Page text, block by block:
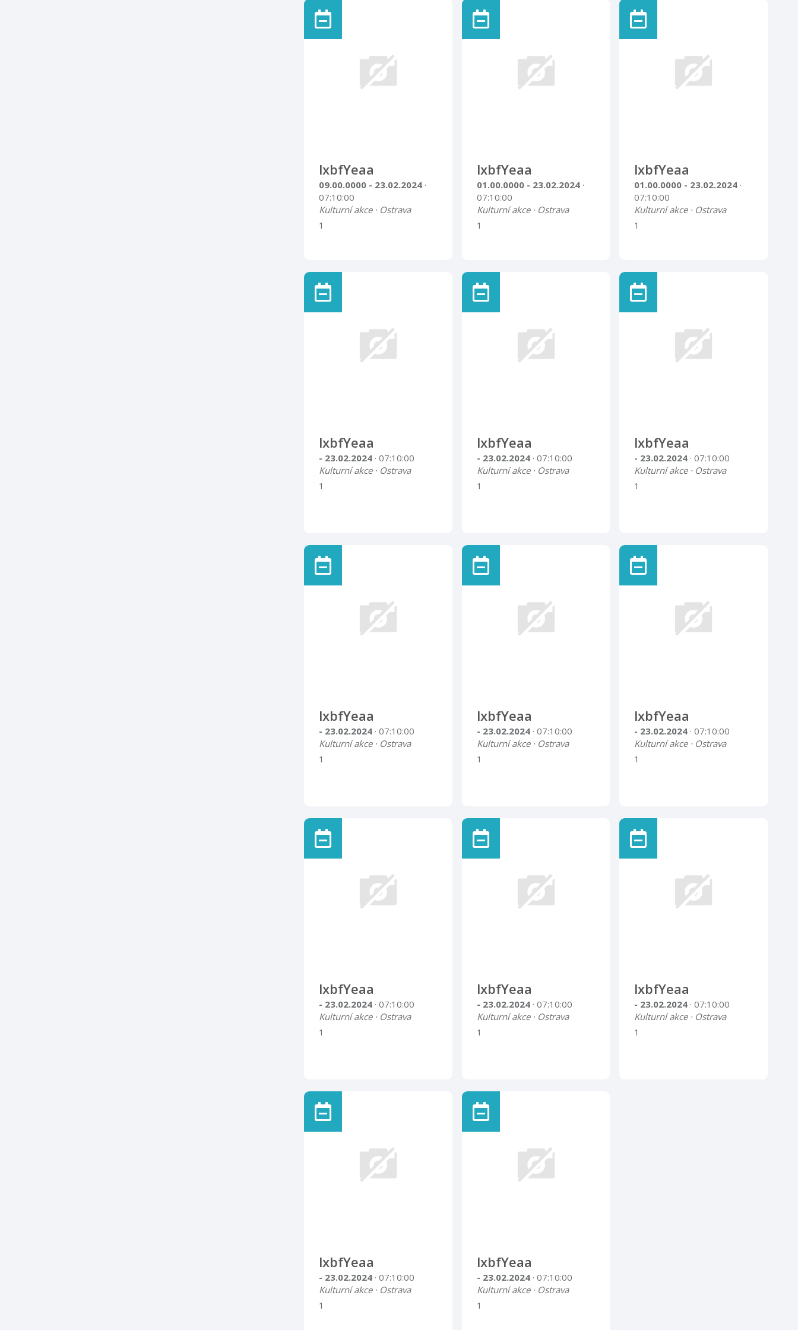
lxbfYeaa
09.00.0000 - 23.02.2024 ·
07:10:00
Kulturní akce · Ostrava
1
lxbfYeaa
01.00.0000 - 23.02.2024 ·
07:10:00
Kulturní akce · Ostrava
1
lxbfYeaa
01.00.0000 - 23.02.2024 ·
07:10:00
Kulturní akce · Ostrava
1
lxbfYeaa
- 23.02.2024 · 07:10:00
Kulturní akce · Ostrava
1
lxbfYeaa
- 23.02.2024 · 07:10:00
Kulturní akce · Ostrava
1
lxbfYeaa
- 23.02.2024 · 07:10:00
Kulturní akce · Ostrava
1
lxbfYeaa
- 23.02.2024 · 07:10:00
Kulturní akce · Ostrava
1
lxbfYeaa
- 23.02.2024 · 07:10:00
Kulturní akce · Ostrava
1
lxbfYeaa
- 23.02.2024 · 07:10:00
Kulturní akce · Ostrava
1
lxbfYeaa
- 23.02.2024 · 07:10:00
Kulturní akce · Ostrava
1
lxbfYeaa
- 23.02.2024 · 07:10:00
Kulturní akce · Ostrava
1
lxbfYeaa
- 23.02.2024 · 07:10:00
Kulturní akce · Ostrava
1
lxbfYeaa
- 23.02.2024 · 07:10:00
Kulturní akce · Ostrava
1
lxbfYeaa
- 23.02.2024 · 07:10:00
Kulturní akce · Ostrava
1